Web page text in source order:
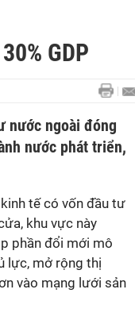
GDP
nước ngoài đóng
nước phát triển,
tế có vốn đầu tư
khu vực này
phần đổi mới mô
lực, mở rộng thị
vào mạng lưới sản